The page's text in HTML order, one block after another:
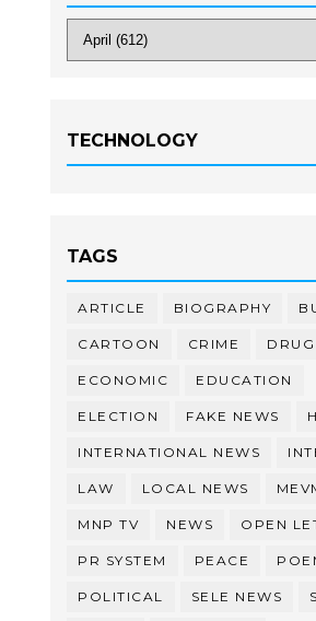
TECHNOLOGY
TAGS
ARTICLE BIOGRAPHY
CARTOON CRIME DRUG
ECONOMIC EDUCATION
ELECTION FAKE NEWS
INTERNATIONAL NEWS
LAW LOCAL NEWS
MNP TV NEWS OPEN
PR SYSTEM PEACE
POLITICAL SELE NEWS